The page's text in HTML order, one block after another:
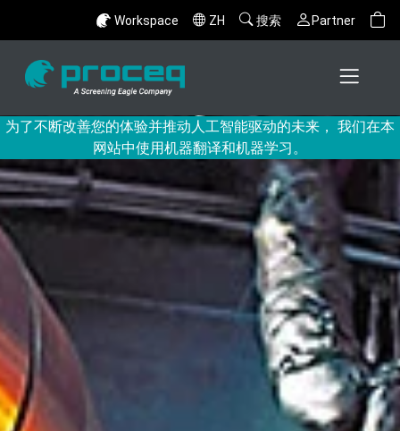
Workspace ZH 搜索 Partner
为了不断改善您的体验并推动人工智能驱动的未来， 我们在本
网站中使用机器翻译和机器学习。